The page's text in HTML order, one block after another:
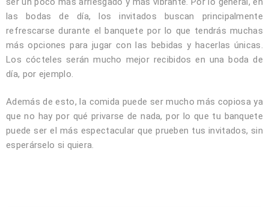
las bodas de día, los invitados buscan principalmente
refrescarse durante el banquete por lo que tendrás muchas
más opciones para jugar con las bebidas y hacerlas únicas.
Los cócteles serán mucho mejor recibidos en una boda de
día, por ejemplo.
Además de esto, la comida puede ser mucho más copiosa ya
que no hay por qué privarse de nada, por lo que tu banquete
puede ser el más espectacular que prueben tus invitados, sin
esperárselo si quiera.